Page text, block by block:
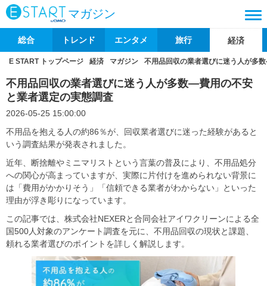
マガジン
総合 トレンド エンタメ 旅行 経済
E START トップページ 経済 マガジン 不用品回収の業者選びに迷う人が多
不用品回収の業者選びに迷う人が多数―費用の不安
と業者選定の実態調査
2026-05-25 15:00:00
不用品を抱える人の約86％が、回収業者選びに迷った経験があると
いう調査結果が発表されました。
近年、断捨離やミニマリストという言葉の普及により、不用品処分
への関心が高まっていますが、実際に片付けを進められない背景に
は「費用がかかりそう」「信頼できる業者がわからない」といった
理由が浮き彫りになっています。
この記事では、株式会社NEXERと合同会社アイワクリーンによる全
国500人対象のアンケート調査を元に、不用品回収の現状と課題、
頼れる業者選びのポイントを詳しく解説します。